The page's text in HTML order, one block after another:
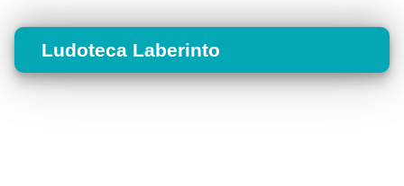
Ludoteca Laberinto